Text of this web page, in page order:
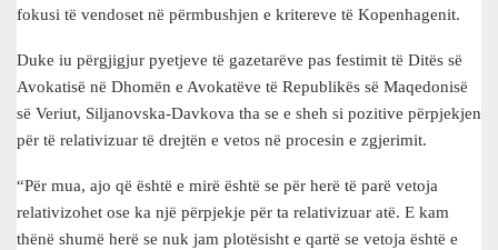
fokusi të vendoset në përmbushjen e kritereve të Kopenhagenit.
Duke iu përgjigjur pyetjeve të gazetarëve pas festimit të Ditës së
Avokatisë në Dhomën e Avokatëve të Republikës së Maqedonisë
së Veriut, Siljanovska-Davkova tha se e sheh si pozitive përpjekjen
për të relativizuar të drejtën e vetos në procesin e zgjerimit.
“Për mua, ajo që është e mirë është se për herë të parë vetoja
relativizohet ose ka një përpjekje për ta relativizuar atë. E kam
thënë shumë herë se nuk jam plotësisht e qartë se vetoja është e